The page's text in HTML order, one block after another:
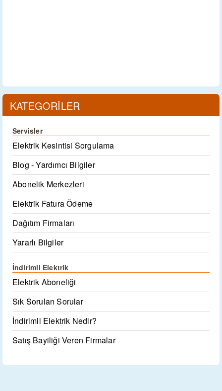
KATEGORİLER
Servisler
Elektrik Kesintisi Sorgulama
Blog - Yardımcı Bilgiler
Abonelik Merkezleri
Elektrik Fatura Ödeme
Dağıtım Firmaları
Yararlı Bilgiler
İndirimli Elektrik
Elektrik Aboneliği
Sık Sorulan Sorular
İndirimli Elektrik Nedir?
Satış Bayiliği Veren Firmalar